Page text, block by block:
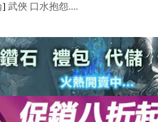
] 武俠 口水抱怨....